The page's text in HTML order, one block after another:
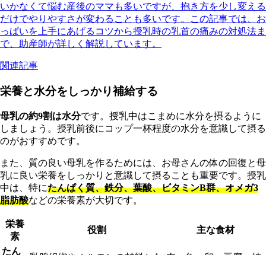
いかなくて悩む産後のママも多いですが、抱き方を少し変える
だけでやりやすさが変わることも多いです。この記事では、お
っぱいを上手にあげるコツから授乳時の乳首の痛みの対処法ま
で、助産師が詳しく解説しています。
関連記事
栄養と水分をしっかり補給する
母乳の約9割は水分です。授乳中はこまめに水分を摂るように
しましょう。授乳前後にコップ一杯程度の水分を意識して摂る
のがおすすめです。
また、質の良い母乳を作るためには、お母さんの体の回復と母
乳に良い栄養をしっかりと意識して摂ることも重要です。授乳
中は、特にたんぱく質、鉄分、葉酸、ビタミンB群、オメガ3
脂肪酸などの栄養素が大切です。
栄養
素
役割 主な食材
たん